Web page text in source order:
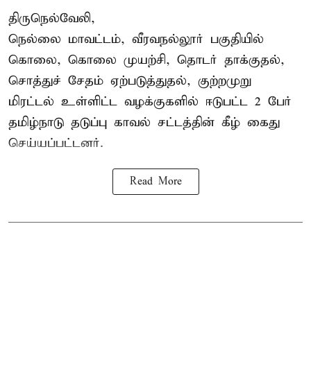
திருநெல்வேலி,
நெல்லை மாவட்டம், வீரவநல்லூர் பகுதியில்
கொலை, கொலை முயற்சி, தொடர் தாக்குதல்,
சொத்துச் சேதம் ஏற்படுத்துதல், குற்றமுறு
மிரட்டல் உள்ளிட்ட வழக்குகளில் ஈடுபட்ட 2 பேர்
தமிழ்நாடு தடுப்பு காவல் சட்டத்தின் கீழ் கைது
செய்யப்பட்டனர்.
Read More